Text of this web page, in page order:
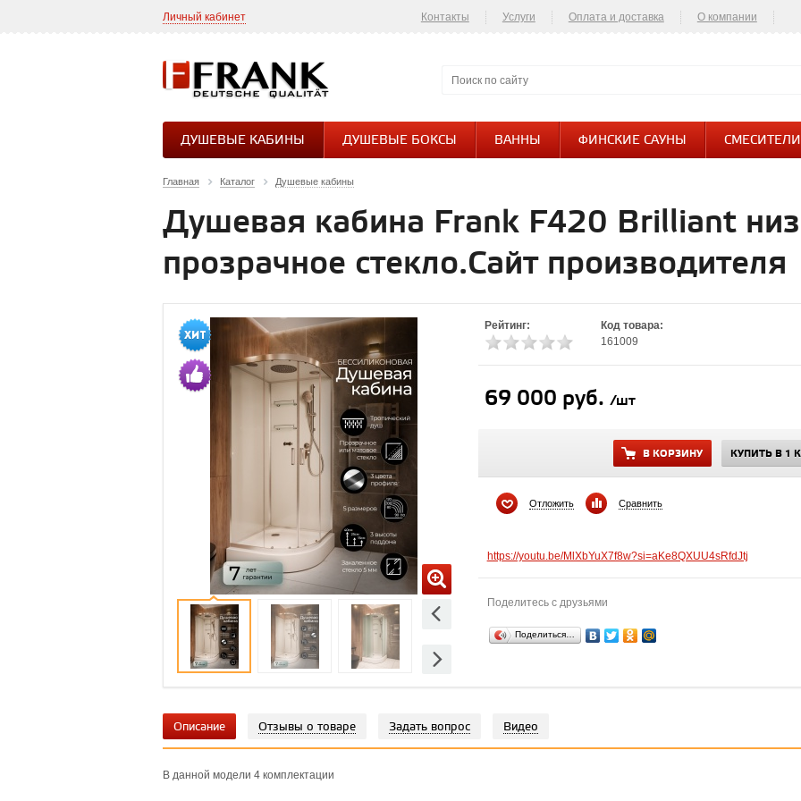
Личный кабинет Контакты Услуги Оплата и доставка О компании
ДУШЕВЫЕ КАБИНЫ ДУШЕВЫЕ БОКСЫ ВАННЫ ФИНСКИЕ САУНЫ СМЕСИТЕЛИ
Главная Каталог Душевые кабины
Душевая кабина Frank F420 Brilliant
прозрачное стекло.Сайт производителя
Рейтинг:
Код товара:
161009
69 000 руб. /шт
В КОРЗИНУ КУПИТЬ В 1
Отложить Сравнить
https://youtu.be/MlXbYuX7f8w?si=aKe8QXUU4sRfdJtj
Поделитесь с друзьями
Поделиться…
Описание Отзывы о товаре Задать вопрос Видео
В данной модели 4 комплектации